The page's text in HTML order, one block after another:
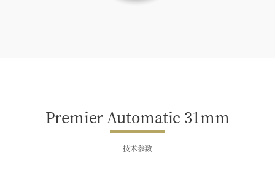
Premier Automatic 31mm
技术参数